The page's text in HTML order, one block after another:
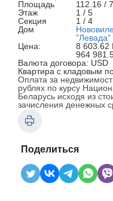
Площадь
112.16 /
Этаж
1 / 5
Секция
1 / 4
Дом
"Левада"
Цена:
8 603.62
964
Валюта договора: USD
Квартира с кладовым
Оплата за
рублях по курсу
Беларусь исходя из
зачисления денежных
Поделиться